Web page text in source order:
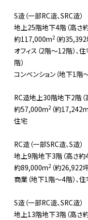
S造（一部RC造、SRC造）
地上25階地下4階（高さ
約117,000m2（約35,392
オフィス（2階〜12階）、
階）
コンベンション（地下1階
RC造地上30階地下2階（
約57,000m2（約
住宅
RC造（一部SRC造、S造）
地上9階地下3階（高さ約
約89,000m2（約26,922
商業（地下1階〜4階）、
S造（一部RC造、SRC造）
地上13階地下3階（高さ